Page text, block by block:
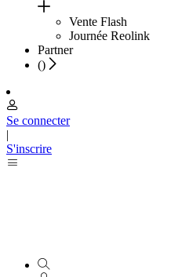
Vente Flash
Journée Reolink
Partner
()
Se connecter
|
S'inscrire